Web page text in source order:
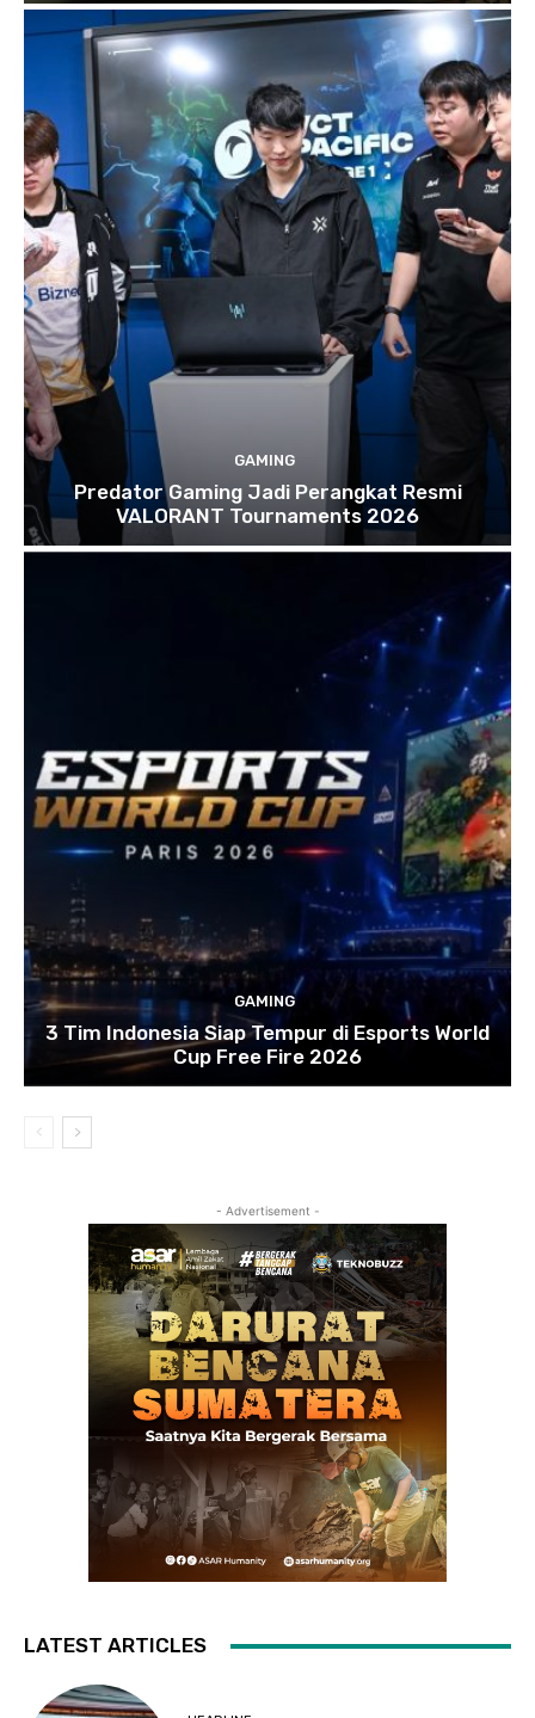
GAMING
Predator Gaming Jadi Perangkat Resmi
VALORANT Tournaments 2026
GAMING
3 Tim Indonesia Siap Tempur di Esports World
Cup Free Fire 2026
- Advertisement -
LATEST ARTICLES